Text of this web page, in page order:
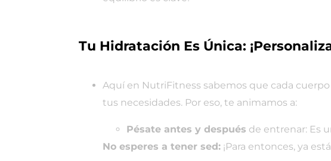
Tu Hidratación Es Única:
Aquí en NutriFitness sabemos que cada
tus necesidades. Por eso, te animamos a:
Pésate antes y después de entrenar: Es
No esperes a tener sed: ¡Para entonces, ya